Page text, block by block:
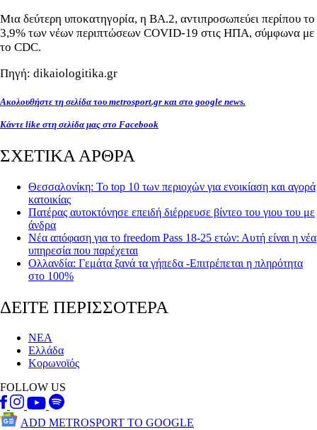
Μια δεύτερη υποκατηγορία, η BA.2, αντιπροσωπεύει περίπου το
3,9% των νέων περιπτώσεων COVID-19 στις ΗΠΑ, σύμφωνα με
το CDC.
Πηγή: dikaiologitika.gr
Ακολουθήστε τη σελίδα του metrosport.gr και στο google news.
Κάντε like στη σελίδα μας στο Facebook
ΣΧΕΤΙΚΑ ΑΡΘΡΑ
Θεσσαλονίκη: Το top 10 των περιοχών για ενοικίαση και αγορά
κατοικίας
Πατέρας αυτοκτόνησε επειδή διέρρευσε βίντεο του γιου του με
άνδρα
Νέα απόφαση για το freedom Pass 18-25 ετών: Αυτή είναι η νέα
υπηρεσία που παρέχεται
Ολλανδία: Γεμάτα ξανά τα γήπεδα -Επιτρέπεται η πληρότητα
στο 100%
ΔΕΙΤΕ ΠΕΡΙΣΣΟΤΕΡΑ
ΝΕΑ
Ελλάδα
Κορωνοϊός
FOLLOW US
ADD METROSPORT TO GOOGLE